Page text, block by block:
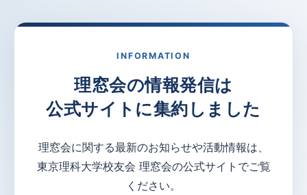
INFORMATION
理窓会の情報発信は
公式サイトに集約しました
理窓会に関する最新のお知らせや活動情報は、
東京理科大学校友会 理窓会の公式サイトでご覧
ください。